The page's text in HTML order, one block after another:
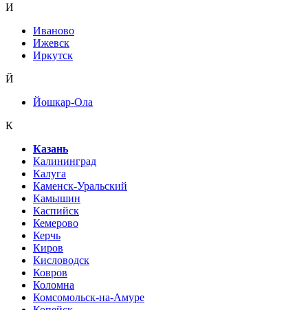
И
Иваново
Ижевск
Иркутск
Й
Йошкар-Ола
К
Казань
Калининград
Калуга
Каменск-Уральский
Камышин
Каспийск
Кемерово
Керчь
Киров
Кисловодск
Ковров
Коломна
Комсомольск-на-Амуре